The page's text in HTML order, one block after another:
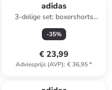
adidas
3-delige set: boxershorts
blauw/zwart/grijs
-35%
€ 23,99
Adviesprijs (AVP): € 36,95*